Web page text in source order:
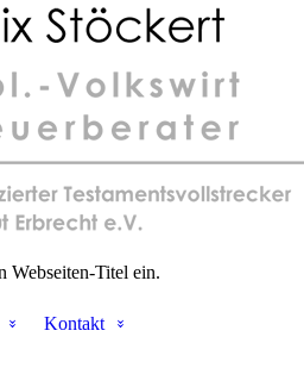
Webseiten-Titel ein.
Kontakt